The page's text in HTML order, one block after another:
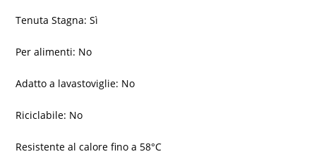
Tenuta Stagna: Sì
Per alimenti: No
Adatto a lavastoviglie: No
Riciclabile: No
Resistente al calore fino a 58°C